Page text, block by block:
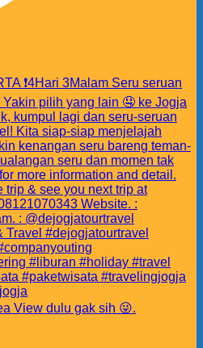
View dulu gak sih 😜.